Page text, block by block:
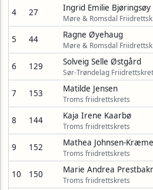
4 27 Ingrid Emilie Bjøringsøy
Møre & Romsdal
5 44 Ragne Øyehaug
Møre & Romsdal
6 129 Solveig Selle Østgård
Sør-Trøndelag
7 153 Matilde Jensen
Troms friidrettskrets
8 144 Kaja Irene Kaarbø
Troms friidrettskrets
9 152 Mathea Johnsen-
Troms friidrettskrets
10 150 Marie Andrea
Troms friidrettskrets